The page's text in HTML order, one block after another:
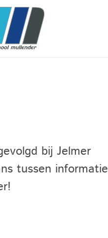
bij Jelmer
tussen informatie